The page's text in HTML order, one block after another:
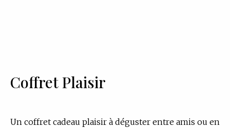
Coffret Plaisir
Un coffret cadeau plaisir à déguster entre amis ou en